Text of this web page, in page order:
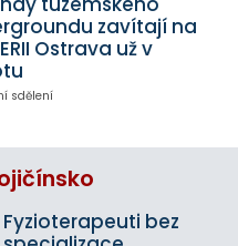
zavítají na
Ostrava už v
sdělení
Fyzioterapeuti bez